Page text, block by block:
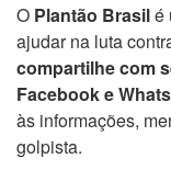
O Plantão Brasilé
ajudar na luta
compartilhe com
Facebook e
às informações,
golpista.